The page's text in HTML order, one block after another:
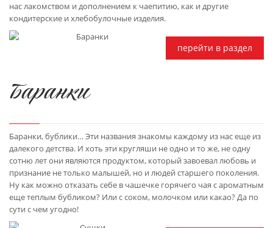
нас лакомством и дополнением к чаепитию, как и другие
кондитерские и хлебобулочные изделия.
перейти в раздел
Баранки
Баранки, бублики… Эти названия знакомы каждому из нас еще из
далекого детства. И хоть эти кругляши не одно и то же, не одну
сотню лет они являются продуктом, который завоевал любовь и
признание не только малышей, но и людей старшего поколения.
Ну как можно отказать себе в чашечке горячего чая с ароматным
еще теплым бубликом? Или с соком, молочком или какао? Да по
сути с чем угодно!